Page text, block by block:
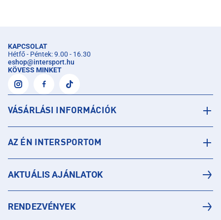
KAPCSOLAT
Hétfő - Péntek: 9.00 - 16.30
eshop@intersport.hu
KÖVESS MINKET
VÁSÁRLÁSI INFORMÁCIÓK
AZ ÉN INTERSPORTOM
AKTUÁLIS AJÁNLATOK
RENDEZVÉNYEK